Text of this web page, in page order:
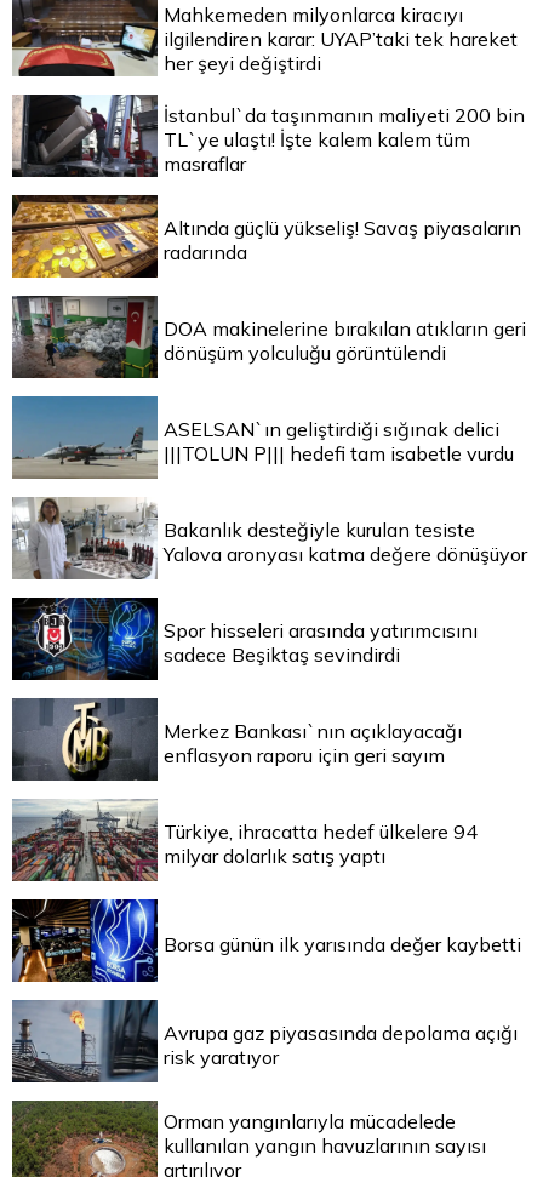
Mahkemeden milyonlarca kiracıyı
ilgilendiren karar: UYAP’taki tek hareket
her şeyi değiştirdi
İstanbul`da taşınmanın maliyeti 200 bin
TL`ye ulaştı! İşte kalem kalem tüm
masraflar
Altında güçlü yükseliş! Savaş piyasaların
radarında
DOA makinelerine bırakılan atıkların geri
dönüşüm yolculuğu görüntülendi
ASELSAN`ın geliştirdiği sığınak delici
|||TOLUN P||| hedefi tam isabetle vurdu
Bakanlık desteğiyle kurulan tesiste
Yalova aronyası katma değere dönüşüyor
Spor hisseleri arasında yatırımcısını
sadece Beşiktaş sevindirdi
Merkez Bankası`nın açıklayacağı
enflasyon raporu için geri sayım
Türkiye, ihracatta hedef ülkelere 94
milyar dolarlık satış yaptı
Borsa günün ilk yarısında değer kaybetti
Avrupa gaz piyasasında depolama açığı
risk yaratıyor
Orman yangınlarıyla mücadelede
kullanılan yangın havuzlarının sayısı
artırılıyor